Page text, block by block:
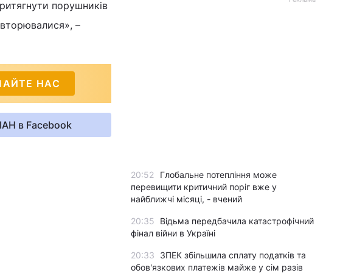
порушників
–
НАС
в Facebook
20:52
Глобальне потепління може
перевищити критичний поріг вже у
найближчі місяці, - вчений
20:35
Відьма передбачила катастрофічний
фінал війни в Україні
20:33
ЗПЕК збільшила сплату податків та
обов'язкових платежів майже у сім разів